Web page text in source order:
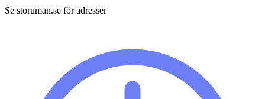
Se storuman.se för adresser